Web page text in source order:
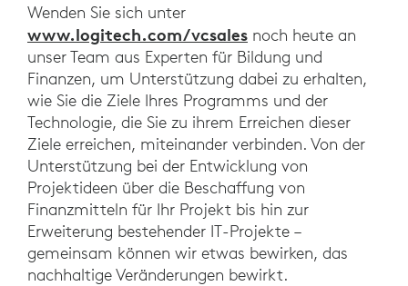
Wenden Sie sich unter
www.logitech.com/vcsales noch heute an
unser Team aus Experten für Bildung und
Finanzen, um Unterstützung dabei zu erhalten,
wie Sie die Ziele Ihres Programms und der
Technologie, die Sie zu ihrem Erreichen dieser
Ziele erreichen, miteinander verbinden. Von der
Unterstützung bei der Entwicklung von
Projektideen über die Beschaffung von
Finanzmitteln für Ihr Projekt bis hin zur
Erweiterung bestehender IT-Projekte –
gemeinsam können wir etwas bewirken, das
nachhaltige Veränderungen bewirkt.